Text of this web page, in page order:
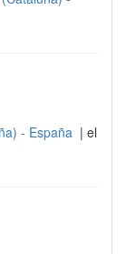
- España | el